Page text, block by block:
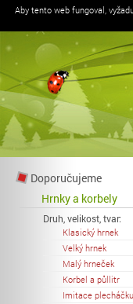
Aby tento web fungoval,
Doporučujeme
Hrnky a korbely
Druh, velikost, tvar:
Klasický hrnek
Velký hrnek
Malý hrneček
Korbel a půllitr
Imitace plecháčku